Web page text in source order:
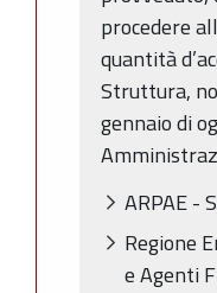
procedere
quantità
Struttura,
gennaio di
ARPAE -
Regione
e Agenti